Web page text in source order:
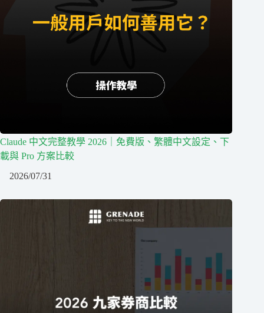
Claude 中文完整教學 2026｜免費版、繁體中文設定、下
載與 Pro 方案比較
2026/07/31